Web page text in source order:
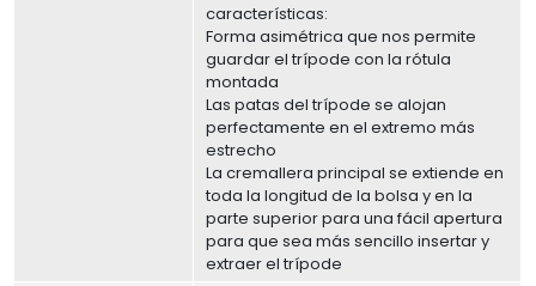
características:
Forma asimétrica que nos permite
guardar el trípode con la rótula
montada
Las patas del trípode se alojan
perfectamente en el extremo más
estrecho
La cremallera principal se extiende en
toda la longitud de la bolsa y en la
parte superior para una fácil apertura
para que sea más sencillo insertar y
extraer el trípode